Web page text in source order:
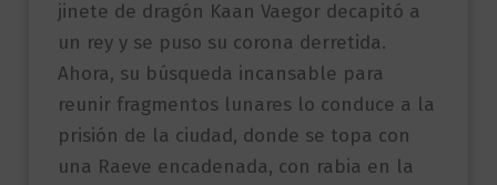
jinete de dragón Kaan Vaegor decapitó a
un rey y se puso su corona derretida.
Ahora, su búsqueda incansable para
reunir fragmentos lunares lo conduce a la
prisión de la ciudad, donde se topa con
una Raeve encadenada, con rabia en la